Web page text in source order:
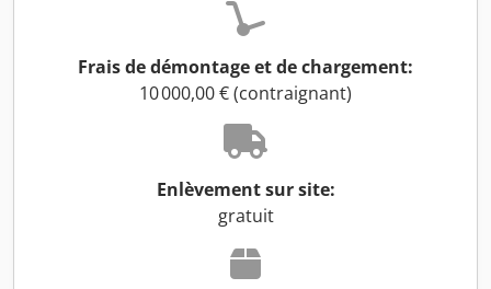
Frais de démontage et de chargement:
10 000,00 € (contraignant)
Enlèvement sur site:
gratuit